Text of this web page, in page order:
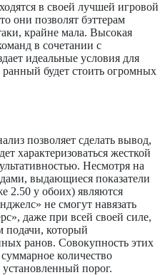
в своей лучшей игровой
они позволят бэттерам
крайне мала. Высокая
в сочетании с
идеальные условия для
будет стоить огромных
позволяет сделать вывод,
характеризоваться жесткой
Несмотря на
выдающиеся показатели
2.50 у обоих) являются
не смогут навязать
даже при всей своей силе,
подачи, который
ранов. Совокупность этих
количество
порог.